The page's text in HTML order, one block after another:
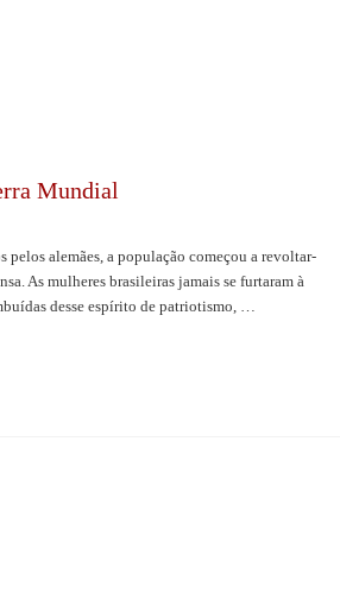
Mundial
pelos alemães, a população começou a revoltar-
As mulheres brasileiras jamais se furtaram à
desse espírito de patriotismo, …